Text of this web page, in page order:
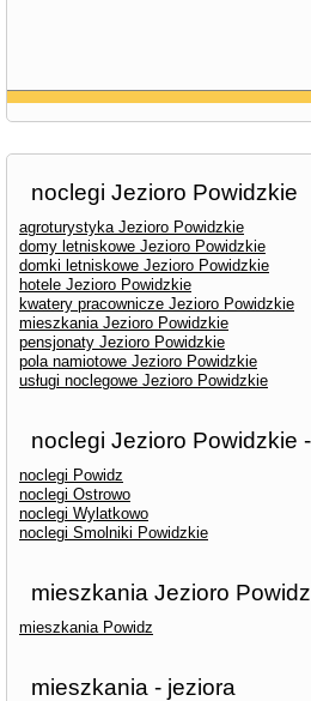
noclegi Jezioro Powidzkie
agroturystyka Jezioro Powidzkie
domy letniskowe Jezioro Powidzkie
domki letniskowe Jezioro Powidzkie
hotele Jezioro Powidzkie
kwatery pracownicze Jezioro Powidzkie
mieszkania Jezioro Powidzkie
pensjonaty Jezioro Powidzkie
pola namiotowe Jezioro Powidzkie
usługi noclegowe Jezioro Powidzkie
noclegi Jezioro Powidzkie
noclegi Powidz
noclegi Ostrowo
noclegi Wylatkowo
noclegi Smolniki Powidzkie
mieszkania Jezioro
mieszkania Powidz
mieszkania - jeziora